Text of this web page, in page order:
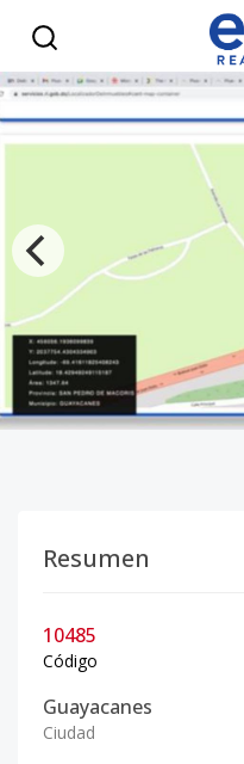
Resumen
10485
Código
Guayacanes
Ciudad
Solar de 1,347 M2 en